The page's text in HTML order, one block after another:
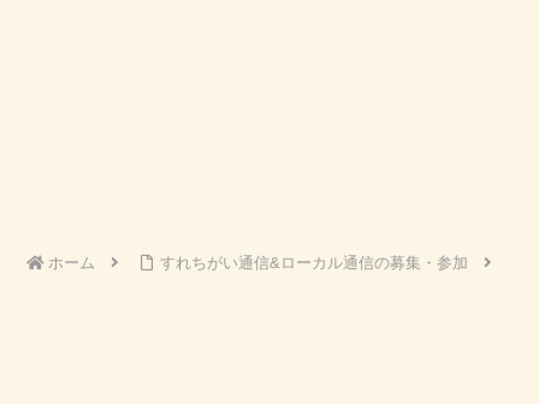
ホーム すれちがい通信&ローカル通信の募集・参加